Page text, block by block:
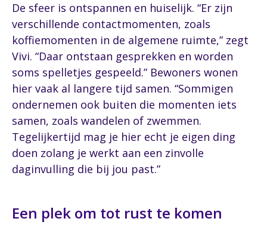
De sfeer is ontspannen en huiselijk. “Er zijn
verschillende contactmomenten, zoals
koffiemomenten in de algemene ruimte,” zegt
Vivi. “Daar ontstaan gesprekken en worden
soms spelletjes gespeeld.” Bewoners wonen
hier vaak al langere tijd samen. “Sommigen
ondernemen ook buiten die momenten iets
samen, zoals wandelen of zwemmen.
Tegelijkertijd mag je hier echt je eigen ding
doen zolang je werkt aan een zinvolle
daginvulling die bij jou past.”
Een plek om tot rust te komen